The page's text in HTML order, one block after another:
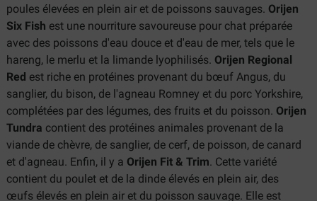
poules élevées en plein air et de poissons sauvages. Orijen
Six Fish est une nourriture savoureuse pour chat préparée
avec des poissons d'eau douce et d'eau de mer, tels que le
hareng, le merlu et la limande lyophilisés. Orijen Regional
Red est riche en protéines provenant du bœuf Angus, du
sanglier, du bison, de l'agneau Romney et du porc Yorkshire,
complétées par des légumes, des fruits et du poisson. Orijen
Tundra contient des protéines animales provenant de la
viande de chèvre, de sanglier, de cerf, de poisson, de canard
et d'agneau. Enfin, il y a Orijen Fit & Trim. Cette variété
contient du poulet et de la dinde élevés en plein air, des
œufs élevés en plein air et du poisson sauvage. Elle est